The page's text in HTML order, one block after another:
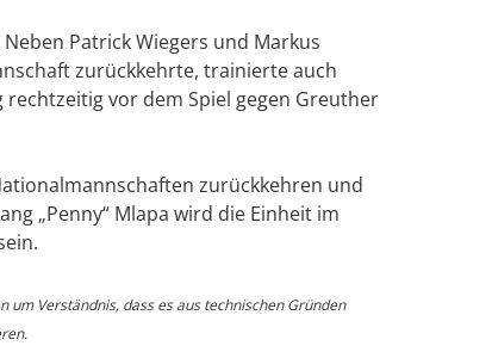
Patrick Wiegers und Markus
zurückkehrte, trainierte auch
vor dem Spiel gegen Greuther
zurückkehren und
„Penny“ Mlapa wird die Einheit im
Verständnis, dass es aus technischen Gründen